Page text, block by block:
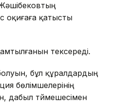
оқиғаға қатысты
тексереді.
бұл құралдардың
бөлімшелерінің
дабыл түймешесімен